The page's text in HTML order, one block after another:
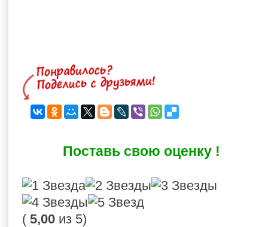
Поставь свою оценку !
( 5,00из 5)